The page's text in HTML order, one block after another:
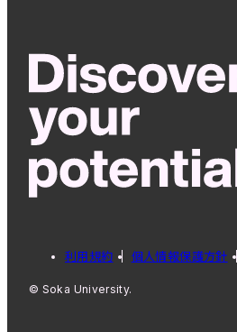
利用規約 個人情報保護方針
© Soka University.